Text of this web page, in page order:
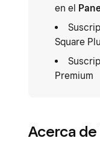
en el
Square
Premium
Acerca